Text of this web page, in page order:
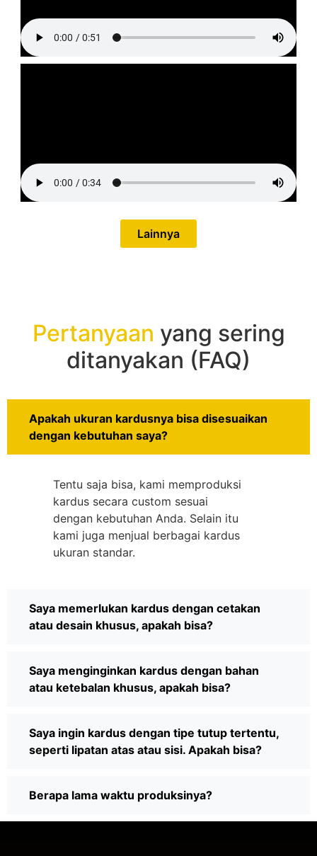
Lainnya
Pertanyaan yang sering
ditanyakan (FAQ)
Apakah ukuran kardusnya bisa disesuaikan
dengan kebutuhan saya?
Tentu saja bisa, kami memproduksi
kardus secara custom sesuai
dengan kebutuhan Anda. Selain itu
kami juga menjual berbagai kardus
ukuran standar.
Saya memerlukan kardus dengan cetakan
atau desain khusus, apakah bisa?
Saya menginginkan kardus dengan bahan
atau ketebalan khusus, apakah bisa?
Saya ingin kardus dengan tipe tutup tertentu,
seperti lipatan atas atau sisi. Apakah bisa?
Berapa lama waktu produksinya?